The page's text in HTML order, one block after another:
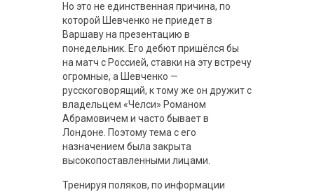
Но это не единственная причина, по
которой Шевченко не приедет в
Варшаву на презентацию в
понедельник. Его дебют пришёлся бы
на матч с Россией, ставки на эту встречу
огромные, а Шевченко —
русскоговорящий, к тому же он дружит с
владельцем «Челси» Романом
Абрамовичем и часто бывает в
Лондоне. Поэтому тема с его
назначением была закрыта
высокопоставленными лицами.
Тренируя поляков, по информации